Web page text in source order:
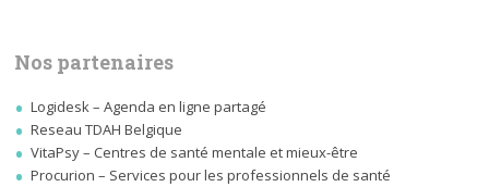
Nos partenaires
Logidesk – Agenda en ligne partagé
Reseau TDAH Belgique
VitaPsy – Centres de santé mentale et mieux-être
Procurion – Services pour les professionnels de santé